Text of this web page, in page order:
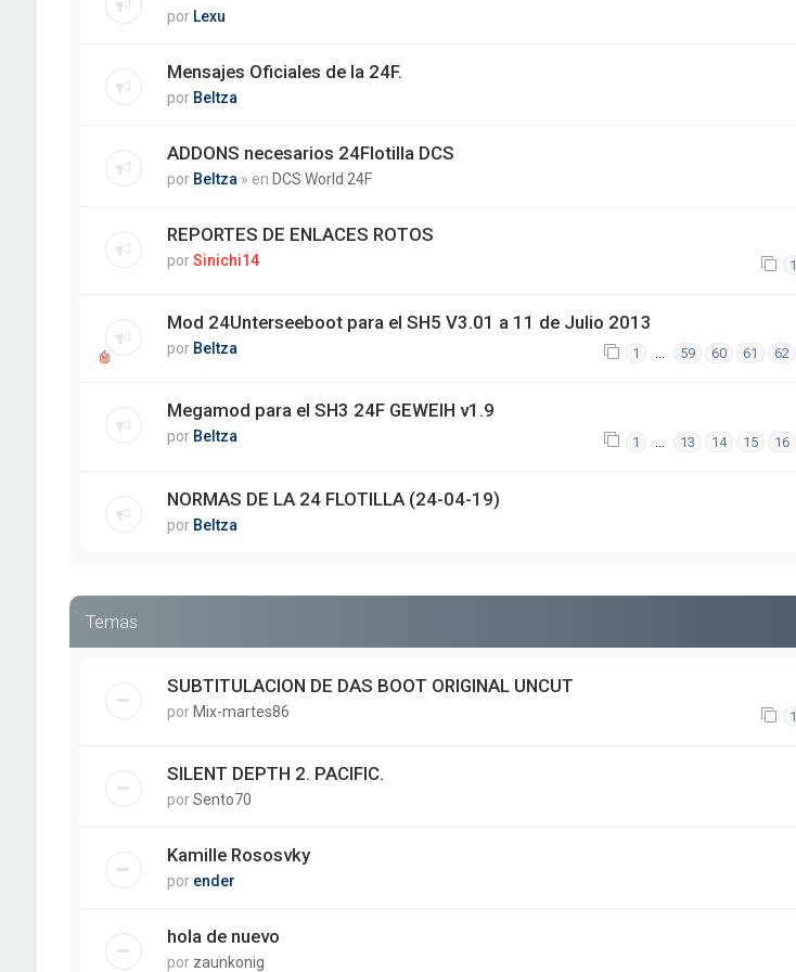
por Lexu
Mensajes Oficiales de la 24F.
por Beltza
ADDONS necesarios 24Flotilla DCS
por Beltza » en DCS World 24F
REPORTES DE ENLACES ROTOS
porSinichi14 1
Mod 24Unterseeboot para el SH5 V3.01 a 11 de Julio 2013
por Beltza 1 … 59 60 61 62
Megamod para el SH3 24F GEWEIH v1.9
por Beltza 1 13 14 15 16
NORMAS DE LA 24 FLOTILLA (24-04-19)
por Beltza
Temas
SUBTITULACION DE DAS BOOT ORIGINAL UNCUT
porMix-martes86 1
SILENT DEPTH 2. PACIFIC.
porSento70
Kamille Rososvky
por ender
hola de nuevo
por zaunkonig